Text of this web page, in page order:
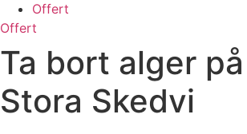
Offert
Offert
Ta bort alger
Stora Skedvi